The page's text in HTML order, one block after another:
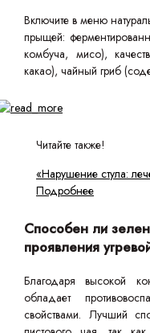
Включите в меню
прыщей:
комбуча, мисо),
какао), чайный гриб
Читайте также!
«Нарушение стула:
Подробнее
Способен ли
проявления
Благодаря высокой
обладает
свойствами. Лучший